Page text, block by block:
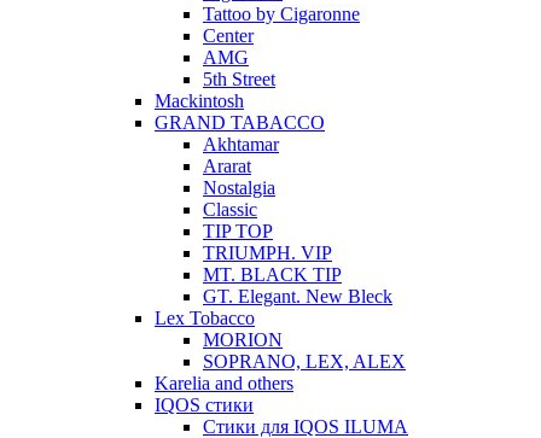
Tattoo by Cigaronne
Center
AMG
5th Street
Mackintosh
GRAND TABACCO
Akhtamar
Ararat
Nostalgia
Classic
TIP TOP
TRIUMPH. VIP
MT. BLACK TIP
GT. Elegant. New Bleck
Lex Tobacco
MORION
SOPRANO, LEX, ALEX
Karelia and others
IQOS стики
Стики для IQOS ILUMA